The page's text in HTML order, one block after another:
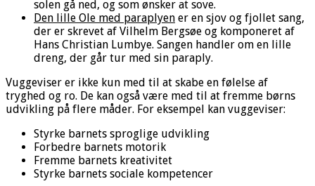
solen gå ned, og som ønsker at sove.
Den lille Ole med paraplyen er en sjov og fjollet sang,
der er skrevet af Vilhelm Bergsøe og komponeret af
Hans Christian Lumbye. Sangen handler om en lille
dreng, der går tur med sin paraply.
Vuggeviser er ikke kun med til at skabe en følelse af
tryghed og ro. De kan også være med til at fremme børns
udvikling på flere måder. For eksempel kan vuggeviser:
Styrke barnets sproglige udvikling
Forbedre barnets motorik
Fremme barnets kreativitet
Styrke barnets sociale kompetencer